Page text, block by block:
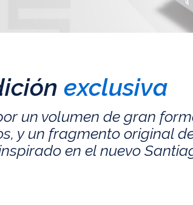
exclusiva
un volumen de gran
y un fragmento original
en el nuevo